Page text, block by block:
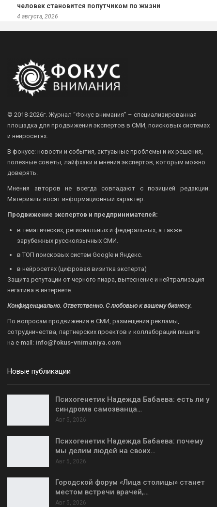
человек становится попутчиком по жизни
4 августа, 2026
© 2018-2026г. Журнал “Фокус внимания” – специализированная
площадка для продвижения экспертов в СМИ, поисковых системах
и нейросетях.
В фокусе: новости и события, актуаьные проблемы и их решения,
полезные советы, лайфхаки и мнения экспертов, которым можно
доверять.
Мнения авторов не всегда совпадают с позицией редакции.
Материалы носят информационный характер.
Продвижение экспертов и предпринимателей:
в тематических, региональных и федеральных, а также
зарубежных русскоязычных СМИ.
в ТОП поисковых систем Google и Яндекс.
в нейросетях (цифровая визитка эксперта)
Защита репутации от черного пиара, вытеснение и нейтрализация
негатива в интернете.
Конфиденциально. Ответственно. С любовью к вашему бизнесу.
По вопросам продвижения в СМИ, размещения рекламы,
сотрудничества, партнерских проектов и коллабораций пишите
на e-mail: info@fokus-vnimaniya.com
Новые публикации
Психогенетик Надежда Бабаева: есть ли у
синдрома самозванца…
Авг 5, 2026
Психогенетик Надежда Бабаева: почему
мы делим людей на своих…
Авг 5, 2026
Городской форум «Лица столицы» станет
местом встречи врачей,…
Авг 5, 2026